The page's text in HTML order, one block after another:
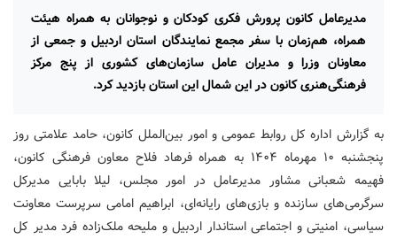
مدیرعامل کانون پرورش فکری کودکان و نوجوانان به همراه هیئت
همراه، هم‌زمان با سفر مجمع نمایندگان استان اردبیل و جمعی از
معاونان وزرا و مدیران عامل سازمان‌های کشوری از پنج مرکز
فرهنگی‌هنری کانون در این شمال این استان بازدید کرد.
به گزارش اداره کل روابط عمومی و امور بین‌الملل کانون، حامد علامتی روز
پنجشنبه ۱۰ مهرماه ۱۴۰۴ به همراه فرهاد فلاح معاون فرهنگی کانون،
فهیمه شعبانی مشاور مدیرعامل در امور مجلس، لیلا بابایی مدیرکل
سرگرمی‌های سازنده و بازی‌های رایانه‌ای، ابراهیم امامی سرپرست معاونت
سیاسی، امنیتی و اجتماعی استاندار اردبیل و ملیحه ملک‌زاده فرد مدیر کل